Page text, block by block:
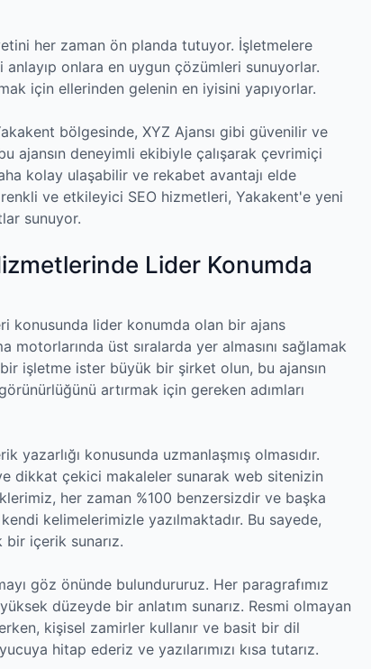
her zaman ön planda tutuyor. İşletmelere
onlara en uygun çözümleri sunuyorlar.
için ellerinden gelenin en iyisini yapıyorlar.
bölgesinde, XYZ Ajansı gibi güvenilir ve
ajansın deneyimli ekibiyle çalışarak çevrimiçi
kolay ulaşabilir ve rekabet avantajı elde
renkli ve etkileyici SEO hizmetleri, Yakakent'e yeni
sunuyor.
Lider Konumda
konusunda lider konumda olan bir ajans
motorlarında üst sıralarda yer almasını sağlamak
işletme ister büyük bir şirket olun, bu ajansın
artırmak için gereken adımları
yazarlığı konusunda uzmanlaşmış olmasıdır.
dikkat çekici makaleler sunarak web sitenizin
her zaman %100 benzersizdir ve başka
kelimelerimizle yazılmaktadır. Bu sayede,
bir içerik sunarız.
göz önünde bulundururuz. Her paragrafımız
düzeyde bir anlatım sunarız. Resmi olmayan
kişisel zamirler kullanır ve basit bir dil
hitap ederiz ve yazılarımızı kısa tutarız.